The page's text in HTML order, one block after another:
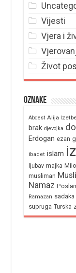
Vijesti
Vjera i
Život
Oznake
Abdest Alija
brak djevojka
Erdogan ezan
ibadet islam
ljubav majka
musliman
Namaz
Ramazan sadaka
supruga Turska